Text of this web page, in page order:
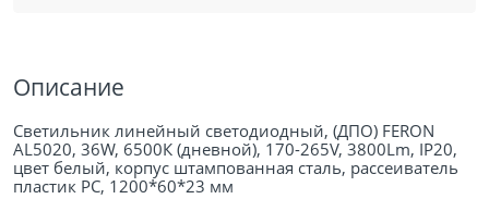
Описание
Светильник линейный светодиодный, (ДПО) FERON
AL5020, 36W, 6500К (дневной), 170-265V, 3800Lm, IP20,
цвет белый, корпус штампованная сталь, рассеиватель
пластик PC, 1200*60*23 мм